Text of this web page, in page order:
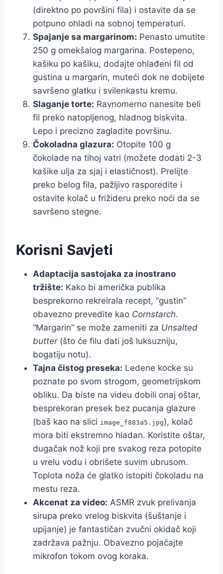
(direktno po površini fila) i ostavite da se
potpuno ohladi na sobnoj temperaturi.
Spajanje sa margarinom: Penasto umutite
250 g omekšalog margarina. Postepeno,
kašiku po kašiku, dodajte ohlađeni fil od
gustina u margarin, muteći dok ne dobijete
savršeno glatku i svilenkastu kremu.
Slaganje torte: Ravnomerno nanesite beli
fil preko natopljenog, hladnog biskvita.
Lepo i precizno zagladite površinu.
Čokoladna glazura: Otopite 100 g
čokolade na tihoj vatri (možete dodati 2-3
kašike ulja za sjaj i elastičnost). Prelijte
preko belog fila, pažljivo rasporedite i
ostavite kolač u frižideru preko noći da se
savršeno stegne.
Korisni Savjeti
Adaptacija sastojaka za inostrano
tržište: Kako bi američka publika
besprekorno rekreirala recept, “gustin”
obavezno prevedite kao Cornstarch.
“Margarin” se može zameniti za Unsalted
butter(što će filu dati još luksuzniju,
bogatiju notu).
Tajna čistog preseka: Ledene kocke su
poznate po svom strogom, geometrijskom
obliku. Da biste na videu dobili onaj oštar,
besprekoran presek bez pucanja glazure
(baš kao na slici image_f883a5.jpg), kolač
mora biti ekstremno hladan. Koristite oštar,
dugačak nož koji pre svakog reza potopite
u vrelu vodu i obrišete suvim ubrusom.
Toplota noža će glatko istopiti čokoladu na
mestu reza.
Akcenat za video: ASMR zvuk prelivanja
sirupa preko vrelog biskvita (šuštanje i
upijanje) je fantastičan zvučni okidač koji
zadržava pažnju. Obavezno pojačajte
mikrofon tokom ovog koraka.